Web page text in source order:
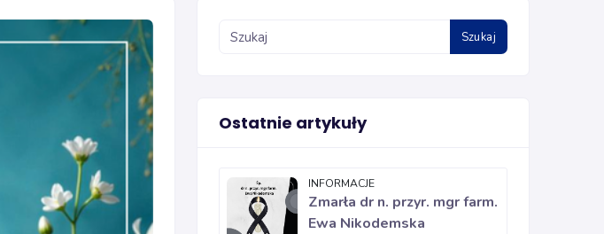
Szukaj
Ostatnie artykuły
INFORMACJE
Zmarła dr n. przyr. mgr farm.
Ewa Nikodemska